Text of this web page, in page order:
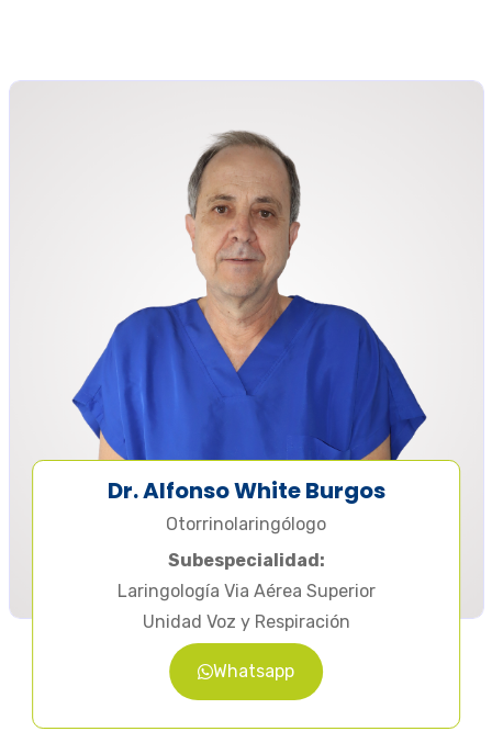
Dr. Alfonso White Burgos
Otorrinolaringólogo
Subespecialidad:
Laringología Via Aérea Superior
Unidad Voz y Respiración
Whatsapp